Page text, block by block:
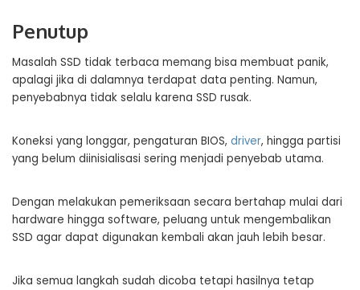
Penutup
Masalah SSD tidak terbaca memang bisa membuat panik,
apalagi jika di dalamnya terdapat data penting. Namun,
penyebabnya tidak selalu karena SSD rusak.
Koneksi yang longgar, pengaturan BIOS, driver, hingga partisi
yang belum diinisialisasi sering menjadi penyebab utama.
Dengan melakukan pemeriksaan secara bertahap mulai dari
hardware hingga software, peluang untuk mengembalikan
SSD agar dapat digunakan kembali akan jauh lebih besar.
Jika semua langkah sudah dicoba tetapi hasilnya tetap